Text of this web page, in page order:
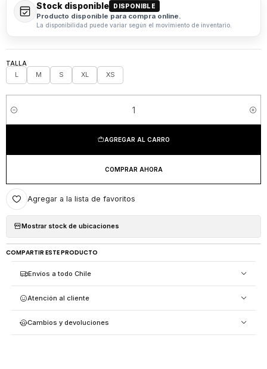
Stock disponible DISPONIBLE
Producto disponible para compra online.
La disponibilidad puede variar según el movimiento de inventario.
TALLA
L M S XL XS
Cantidad
AGREGAR AL CARRO
COMPRAR AHORA
Agregar a la lista de favoritos
Mostrar stock de ubicaciones
COMPARTIR ESTE PRODUCTO
Envíos a todo Chile
Atención al cliente
Cambios y devoluciones